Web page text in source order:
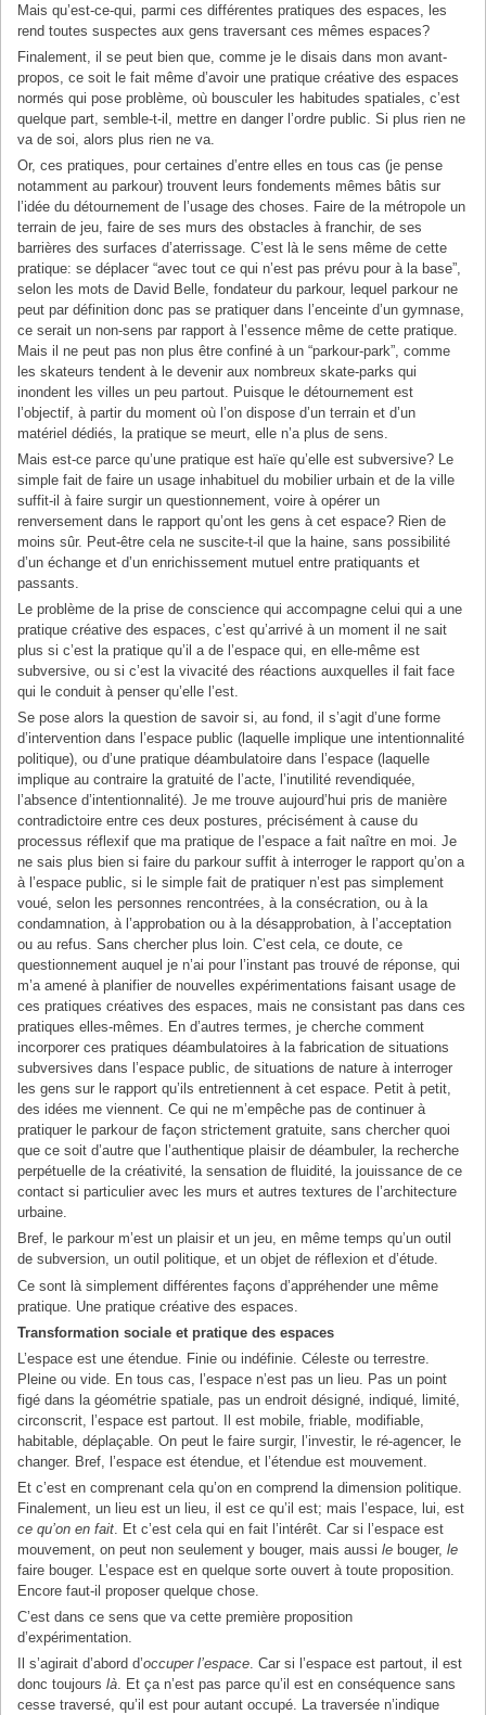
Mais qu’est-ce-qui, parmi ces différentes pratiques des espaces, les
rend toutes suspectes aux gens traversant ces mêmes espaces?
Finalement, il se peut bien que, comme je le disais dans mon avant-
propos, ce soit le fait même d’avoir une pratique créative des espaces
normés qui pose problème, où bousculer les habitudes spatiales, c’est
quelque part, semble-t-il, mettre en danger l’ordre public. Si plus rien ne
va de soi, alors plus rien ne va.
Or, ces pratiques, pour certaines d’entre elles en tous cas (je pense
notamment au parkour) trouvent leurs fondements mêmes bâtis sur
l’idée du détournement de l’usage des choses. Faire de la métropole un
terrain de jeu, faire de ses murs des obstacles à franchir, de ses
barrières des surfaces d’aterrissage. C’est là le sens même de cette
pratique: se déplacer “avec tout ce qui n’est pas prévu pour à la base”,
selon les mots de David Belle, fondateur du parkour, lequel parkour ne
peut par définition donc pas se pratiquer dans l’enceinte d’un gymnase,
ce serait un non-sens par rapport à l’essence même de cette pratique.
Mais il ne peut pas non plus être confiné à un “parkour-park”, comme
les skateurs tendent à le devenir aux nombreux skate-parks qui
inondent les villes un peu partout. Puisque le détournement est
l’objectif, à partir du moment où l’on dispose d’un terrain et d’un
matériel dédiés, la pratique se meurt, elle n’a plus de sens.
Mais est-ce parce qu’une pratique est haïe qu’elle est subversive? Le
simple fait de faire un usage inhabituel du mobilier urbain et de la ville
suffit-il à faire surgir un questionnement, voire à opérer un
renversement dans le rapport qu’ont les gens à cet espace? Rien de
moins sûr. Peut-être cela ne suscite-t-il que la haine, sans possibilité
d’un échange et d’un enrichissement mutuel entre pratiquants et
passants.
Le problème de la prise de conscience qui accompagne celui qui a une
pratique créative des espaces, c’est qu’arrivé à un moment il ne sait
plus si c’est la pratique qu’il a de l’espace qui, en elle-même est
subversive, ou si c’est la vivacité des réactions auxquelles il fait face
qui le conduit à penser qu’elle l’est.
Se pose alors la question de savoir si, au fond, il s’agit d’une forme
d’intervention dans l’espace public (laquelle implique une intentionnalité
politique), ou d’une pratique déambulatoire dans l’espace (laquelle
implique au contraire la gratuité de l’acte, l’inutilité revendiquée,
l’absence d’intentionnalité). Je me trouve aujourd’hui pris de manière
contradictoire entre ces deux postures, précisément à cause du
processus réflexif que ma pratique de l’espace a fait naître en moi. Je
ne sais plus bien si faire du parkour suffit à interroger le rapport qu’on a
à l’espace public, si le simple fait de pratiquer n’est pas simplement
voué, selon les personnes rencontrées, à la consécration, ou à la
condamnation, à l’approbation ou à la désapprobation, à l’acceptation
ou au refus. Sans chercher plus loin. C’est cela, ce doute, ce
questionnement auquel je n’ai pour l’instant pas trouvé de réponse, qui
m’a amené à planifier de nouvelles expérimentations faisant usage de
ces pratiques créatives des espaces, mais ne consistant pas dans ces
pratiques elles-mêmes. En d’autres termes, je cherche comment
incorporer ces pratiques déambulatoires à la fabrication de situations
subversives dans l’espace public, de situations de nature à interroger
les gens sur le rapport qu’ils entretiennent à cet espace. Petit à petit,
des idées me viennent. Ce qui ne m’empêche pas de continuer à
pratiquer le parkour de façon strictement gratuite, sans chercher quoi
que ce soit d’autre que l’authentique plaisir de déambuler, la recherche
perpétuelle de la créativité, la sensation de fluidité, la jouissance de ce
contact si particulier avec les murs et autres textures de l’architecture
urbaine.
Bref, le parkour m’est un plaisir et un jeu, en même temps qu’un outil
de subversion, un outil politique, et un objet de réflexion et d’étude.
Ce sont là simplement différentes façons d’appréhender une même
pratique. Une pratique créative des espaces.
Transformation sociale et pratique des espaces
L’espace est une étendue. Finie ou indéfinie. Céleste ou terrestre.
Pleine ou vide. En tous cas, l’espace n’est pas un lieu. Pas un point
figé dans la géométrie spatiale, pas un endroit désigné, indiqué, limité,
circonscrit, l’espace est partout. Il est mobile, friable, modifiable,
habitable, déplaçable. On peut le faire surgir, l’investir, le ré-agencer, le
changer. Bref, l’espace est étendue, et l’étendue est mouvement.
Et c’est en comprenant cela qu’on en comprend la dimension politique.
Finalement, un lieu est un lieu, il est ce qu’il est; mais l’espace, lui, est
ce qu’on en fait . Et c’est cela qui en fait l’intérêt. Car si l’espace est
mouvement, on peut non seulement y bouger, mais aussile bouger,le
faire bouger. L’espace est en quelque sorte ouvert à toute proposition.
Encore faut-il proposer quelque chose.
C’est dans ce sens que va cette première proposition
d’expérimentation.
Il s’agirait d’abord d’occuper l’espace. Car si l’espace est partout, il est
donc toujourslà. Et ça n’est pas parce qu’il est en conséquence sans
cesse traversé, qu’il est pour autant occupé. La traversée n’indique